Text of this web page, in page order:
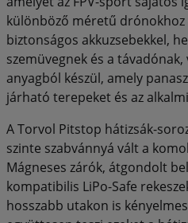
különböző méretű drónokhoz
biztonságos akkuzsebekkel,
szemüvegnek és a
anyagból készül, amely
járható terepeket és az
A Torvol Pitstop hátizsák-
szinte szabvánnyá vált a
Mágneses zárók, átgondolt
kompatibilis LiPo-Safe
hosszabb utakon is